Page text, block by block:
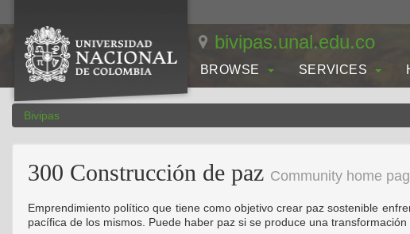
bivipas.unal.edu.co
BROWSE SERVICES
Bivipas
300 Construcción de paz Community home
Emprendimiento político que tiene como objetivo crear paz sostenible
pacífica de los mismos. Puede haber paz si se produce una